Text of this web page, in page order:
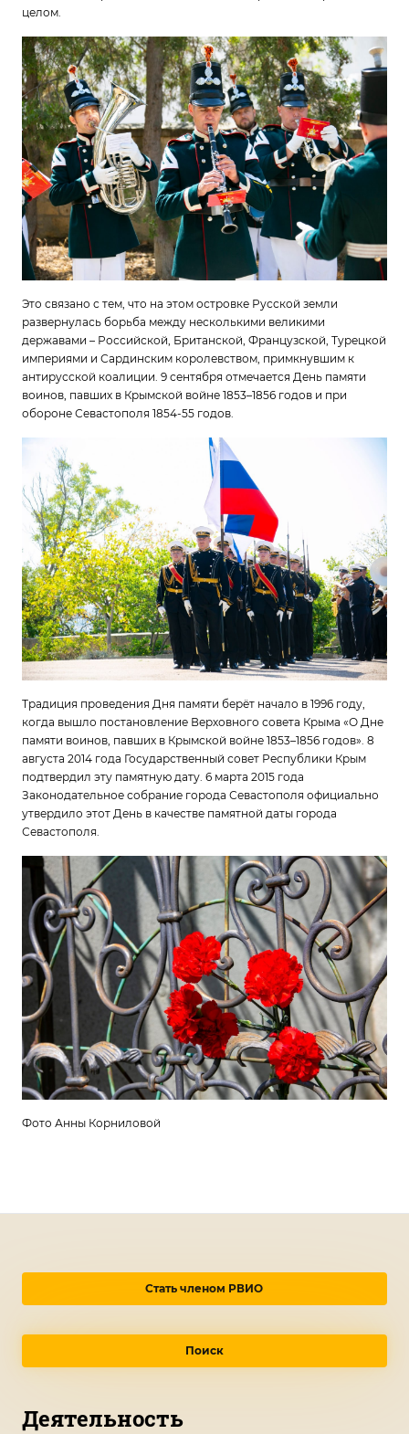
целом.
Это связано с тем, что на этом островке Русской земли
развернулась борьба между несколькими великими
державами – Российской, Британской, Французской, Турецкой
империями и Сардинским королевством, примкнувшим к
антирусской коалиции. 9 сентября отмечается День памяти
воинов, павших в Крымской войне 1853–1856 годов и при
обороне Севастополя 1854-55 годов.
Традиция проведения Дня памяти берёт начало в 1996 году,
когда вышло постановление Верховного совета Крыма «О Дне
памяти воинов, павших в Крымской войне 1853–1856 годов». 8
августа 2014 года Государственный совет Республики Крым
подтвердил эту памятную дату. 6 марта 2015 года
Законодательное собрание города Севастополя официально
утвердило этот День в качестве памятной даты города
Севастополя.
Фото Анны Корниловой
Стать членом РВИО
Поиск
Деятельность